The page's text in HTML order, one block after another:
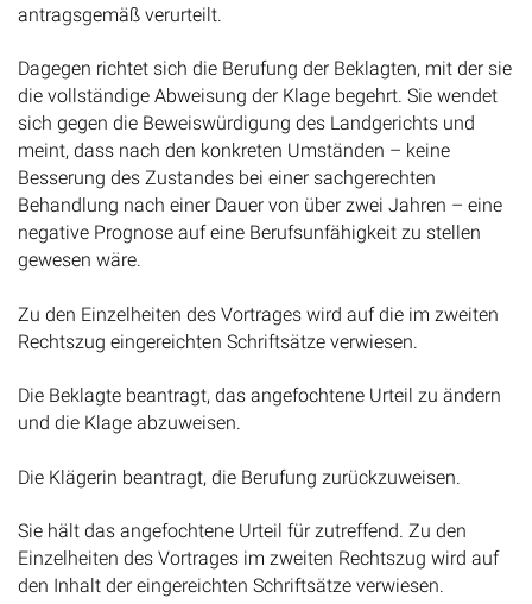
antragsgemäß verurteilt.
Dagegen richtet sich die Berufung der Beklagten, mit der sie
die vollständige Abweisung der Klage begehrt. Sie wendet
sich gegen die Beweiswürdigung des Landgerichts und
meint, dass nach den konkreten Umständen – keine
Besserung des Zustandes bei einer sachgerechten
Behandlung nach einer Dauer von über zwei Jahren – eine
negative Prognose auf eine Berufsunfähigkeit zu stellen
gewesen wäre.
Zu den Einzelheiten des Vortrages wird auf die im zweiten
Rechtszug eingereichten Schriftsätze verwiesen.
Die Beklagte beantragt, das angefochtene Urteil zu ändern
und die Klage abzuweisen.
Die Klägerin beantragt, die Berufung zurückzuweisen.
Sie hält das angefochtene Urteil für zutreffend. Zu den
Einzelheiten des Vortrages im zweiten Rechtszug wird auf
den Inhalt der eingereichten Schriftsätze verwiesen.